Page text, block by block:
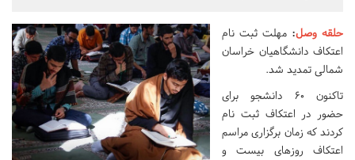
حلقه وصل: مهلت ثبت نام
اعتکاف دانشگاهیان خراسان
شمالی تمدید شد.
تاکنون ۶۰ دانشجو برای
حضور در اعتکاف ثبت نام
کردند که زمان برگزاری مراسم
اعتکاف روزهای بیست و